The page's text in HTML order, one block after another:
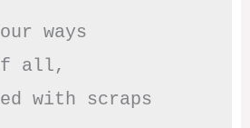
ways
all,
with scraps